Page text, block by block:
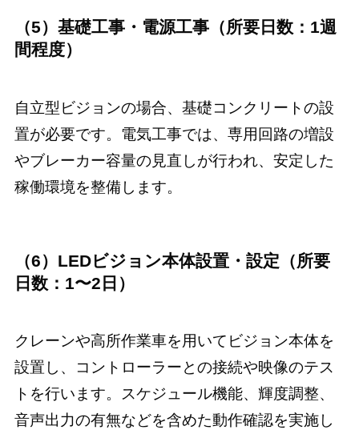
（5）基礎工事・電源工事（所要日数：1週
間程度）
自立型ビジョンの場合、基礎コンクリートの設
置が必要です。電気工事では、専用回路の増設
やブレーカー容量の見直しが行われ、安定した
稼働環境を整備します。
（6）LEDビジョン本体設置・設定（所要
日数：1〜2日）
クレーンや高所作業車を用いてビジョン本体を
設置し、コントローラーとの接続や映像のテス
トを行います。スケジュール機能、輝度調整、
音声出力の有無などを含めた動作確認を実施し